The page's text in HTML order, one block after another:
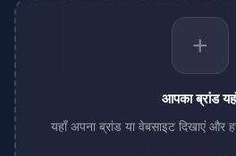
+
आपका ब्रांड
यहाँ अपना ब्रांड या वेबसाइट दिखाएं और